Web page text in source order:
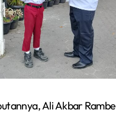
Ali Akbar Rambe